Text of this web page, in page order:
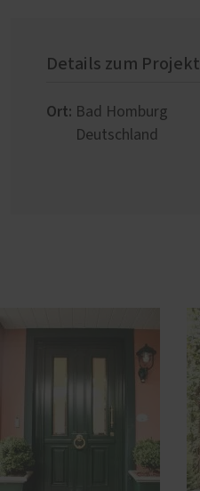
Details zum Projekt
Ort: Bad Homburg
Deutschland